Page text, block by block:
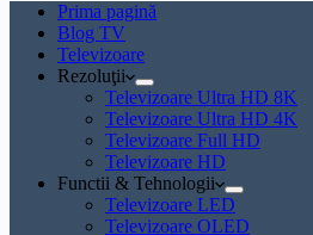
Prima pagină
Blog TV
Televizoare
Rezoluţii
Televizoare Ultra HD 8K
Televizoare Ultra HD 4K
Televizoare Full HD
Televizoare HD
Functii & Tehnologii
Televizoare LED
Televizoare OLED